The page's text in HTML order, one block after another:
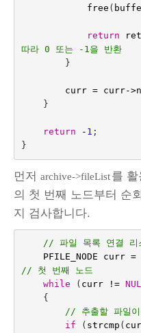
free (
return ret
따라 0 또는 -1을 반환
}
curr = curr->
}
return - 1 ;
}
먼저 archive->fileList를
의 첫 번째 노드부터 순
지 검사합니다.
// 파일 목록 연결 리
PFILE_NODE
curr =
// 첫 번째 노드
while
( curr !=
{
// 추출할 파일
if
( strcmp (